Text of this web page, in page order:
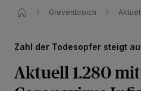
Grevenbroich
Zahl der Todesopfer steigt
Aktuell 1.280